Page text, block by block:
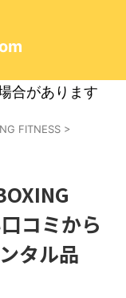
合があります
FITNESS >
コミから
タル品